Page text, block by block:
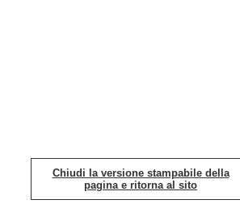
Chiudi la versione stampabile della
pagina e ritorna al sito